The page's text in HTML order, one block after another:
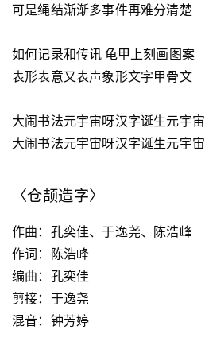
可是绳结渐渐多事件再难分清楚
如何记录和传讯 龟甲上刻画图案
表形表意又表声象形文字甲骨文
大闹书法元宇宙呀汉字诞生元宇宙
大闹书法元宇宙呀汉字诞生元宇宙
〈仓颉造字〉
作曲：孔奕佳、于逸尧、陈浩峰
作词：陈浩峰
编曲：孔奕佳
剪接：于逸尧
混音：钟芳婷